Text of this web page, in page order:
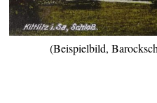
(Beispielbild,